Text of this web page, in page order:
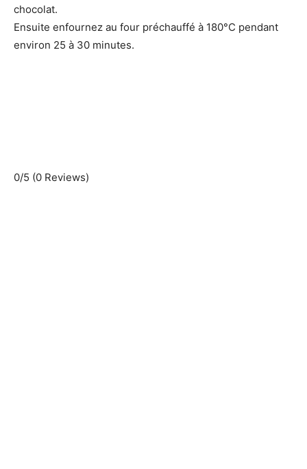
chocolat.
Ensuite enfournez au four préchauffé à 180°C pendant
environ 25 à 30 minutes.
0/5 (0 Reviews)